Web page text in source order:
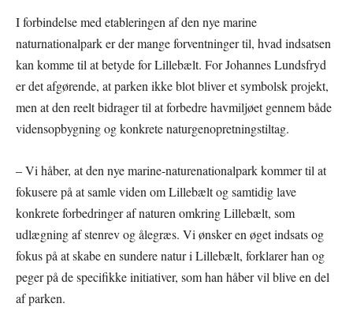
I forbindelse med etableringen af den nye marine
naturnationalpark er der mange forventninger til, hvad indsatsen
kan komme til at betyde for Lillebælt. For Johannes Lundsfryd
er det afgørende, at parken ikke blot bliver et symbolsk projekt,
men at den reelt bidrager til at forbedre havmiljøet gennem både
vidensopbygning og konkrete naturgenopretningstiltag.
– Vi håber, at den nye marine-naturenationalpark kommer til at
fokusere på at samle viden om Lillebælt og samtidig lave
konkrete forbedringer af naturen omkring Lillebælt, som
udlægning af stenrev og ålegræs. Vi ønsker en øget indsats og
fokus på at skabe en sundere natur i Lillebælt, forklarer han og
peger på de specifikke initiativer, som han håber vil blive en del
af parken.